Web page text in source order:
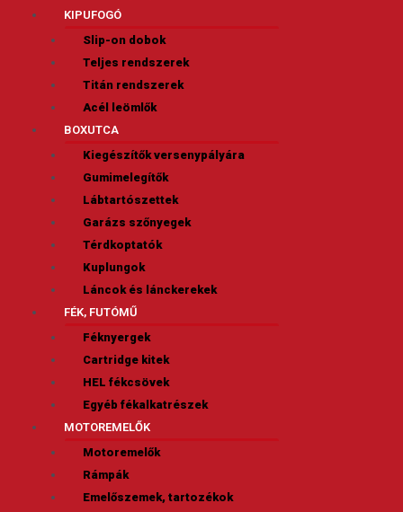
KIPUFOGÓ
Slip-on dobok
Teljes rendszerek
Titán rendszerek
Acél leömlők
BOXUTCA
Kiegészítők versenypályára
Gumimelegítők
Lábtartószettek
Garázs szőnyegek
Térdkoptatók
Kuplungok
Láncok és lánckerekek
FÉK, FUTÓMŰ
Féknyergek
Cartridge kitek
HEL fékcsövek
Egyéb fékalkatrészek
MOTOREMELŐK
Motoremelők
Rámpák
Emelőszemek, tartozékok